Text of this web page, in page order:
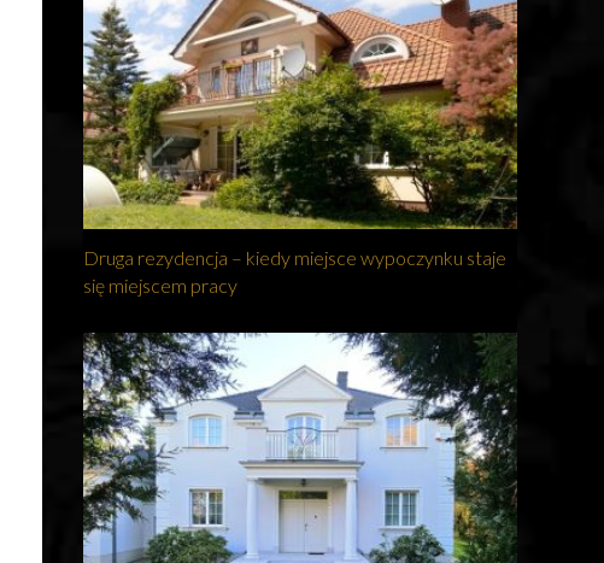
Druga rezydencja – kiedy miejsce wypoczynku staje
się miejscem pracy